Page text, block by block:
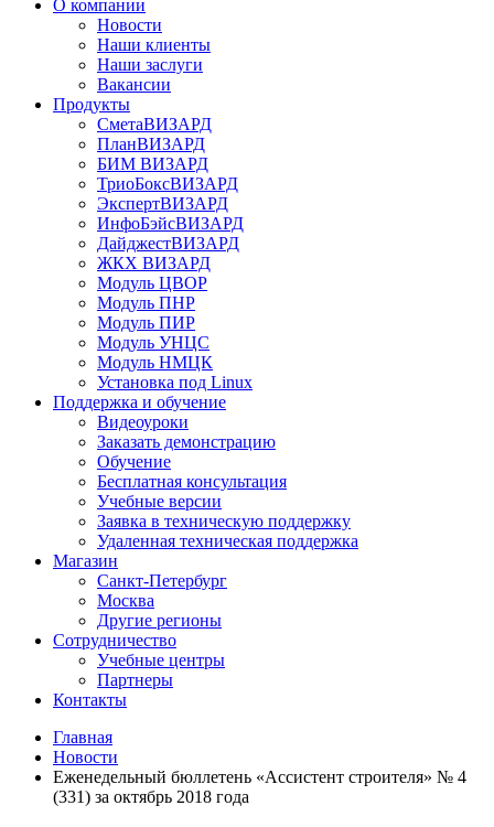
О компании
Новости
Наши клиенты
Наши заслуги
Вакансии
Продукты
СметаВИЗАРД
ПланВИЗАРД
БИМ ВИЗАРД
ТриоБоксВИЗАРД
ЭкспертВИЗАРД
ИнфоБэйсВИЗАРД
ДайджестВИЗАРД
ЖКХ ВИЗАРД
Модуль ЦВОР
Модуль ПНР
Модуль ПИР
Модуль УНЦС
Модуль НМЦК
Установка под Linux
Поддержка и обучение
Видеоуроки
Заказать демонстрацию
Обучение
Бесплатная консультация
Учебные версии
Заявка в техническую поддержку
Удаленная техническая поддержка
Магазин
Санкт-Петербург
Москва
Другие регионы
Сотрудничество
Учебные центры
Партнеры
Контакты
Главная
Новости
Еженедельный бюллетень «Ассистент строителя» № 4
(331) за октябрь 2018 года